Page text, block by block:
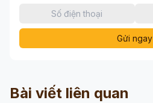
Gửi ngay
Bài viết liên quan